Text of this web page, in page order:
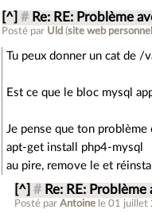
[^] # Re: RE: Problème
Posté par Uld (site web personnel
Tu peux donner un cat de /
Est ce que le bloc mysql
Je pense que ton
apt-get install php4-mysql
au pire, remove le et
[^] # Re: RE:
Posté parAntoine le 01 juillet